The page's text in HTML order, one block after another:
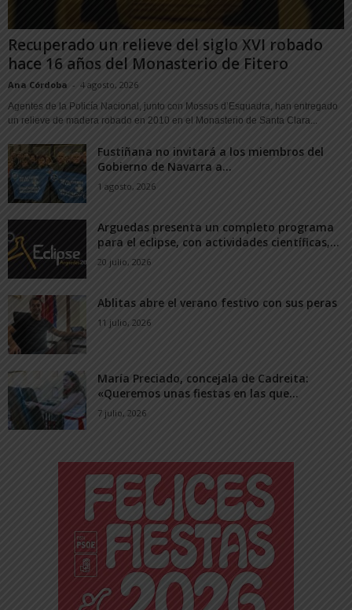
Recuperado un relieve del siglo XVI robado
hace 16 años del Monasterio de Fitero
Ana Córdoba - 4 agosto, 2026
Agentes de la Policía Nacional, junto con Mossos d’Esquadra, han entregado
un relieve de madera robado en 2010 en el Monasterio de Santa Clara...
Fustiñana no invitará a los miembros del
Gobierno de Navarra a...
1 agosto, 2026
Arguedas presenta un completo programa
para el eclipse, con actividades científicas,...
20 julio, 2026
Ablitas abre el verano festivo con sus peras
11 julio, 2026
María Preciado, concejala de Cadreita:
«Queremos unas fiestas en las que...
7 julio, 2026